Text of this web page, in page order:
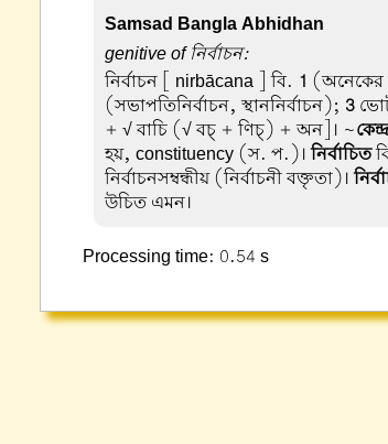
Samsad Bangla Abhidhan
genitive of নির্বাচন:
নির্বাচন[ nirbācana ] বি. 1 (অনেকের
(সভাপতিনির্বাচন, স্থাননির্বাচন); 3
+ √ বাচি (√ বচ্ + ণিচ্) + অন]। ~কেন্দ্র
হয়, constituency (স. প.)।নির্বাচিত
নির্বাচনসম্বন্ধীয় (নির্বাচনী বক্তৃতা)।
উচিত এমন।
Processing time: 0.54 s